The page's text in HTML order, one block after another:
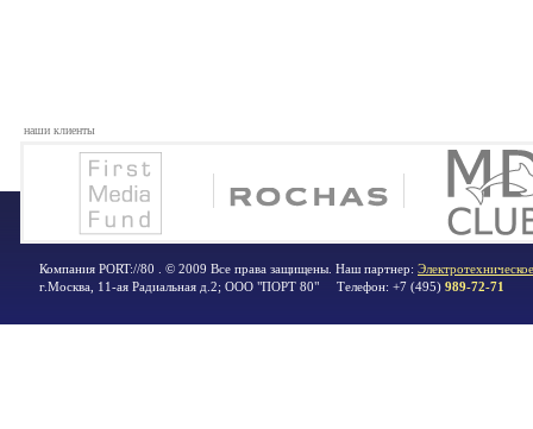
наши клиенты
Компания PORT://80 . © 2009 Все права защищены. Наш партнер:
г.Москва 11-ая Радиальная д.2; ООО "ПОРТ 80" Телефон: +7 (495) 989-72-71